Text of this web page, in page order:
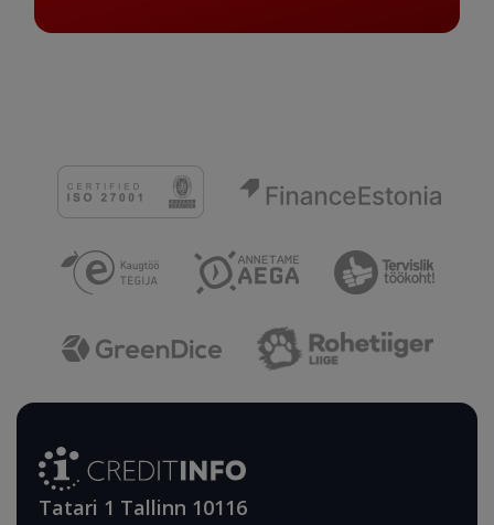
Tatari 1 Tallinn 10116